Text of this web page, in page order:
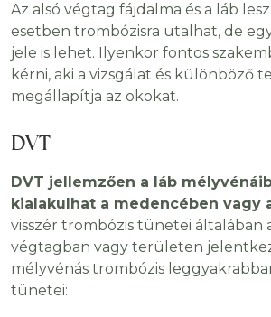
Az alsó végtag fájdalma és a láb
esetben trombózisra utalhat, de
jele is lehet. Ilyenkor fontos
kérni, aki a vizsgálat és különböző
megállapítja az okokat.
DVT
DVT jellemzően a láb
kialakulhat a medencében vagy
visszér trombózis tünetei általában
végtagban vagy területen
mélyvénás trombózis
tünetei: